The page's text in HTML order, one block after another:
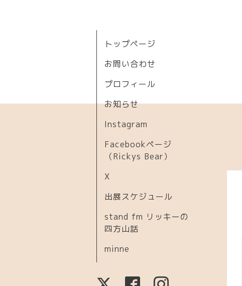
トップページ
お問い合わせ
プロフィール
お知らせ
Instagram
Facebookページ
（Rickys Bear）
X
出展スケジュール
stand fm リッキーの
四方山話
minne